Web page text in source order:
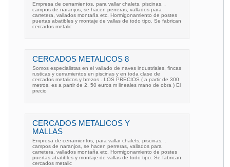
Empresa de cerramientos, para vallar chalets, piscinas, ,
campos de naranjos, se hacen perreras, vallados para
carretera, vallados montaña etc. Hormigonamiento de postes
puertas abatibles y montaje de vallas de todo tipo. Se fabrican
cercados metalic
CERCADOS METALICOS 8
Somos especialistas en el vallado de naves industriales, fincas
rusticas y cerramientos en piscinas y en toda clase de
cercados metalicos y brezos . LOS PRECIOS ( a partir de 300
metros. es a partir de 2, 50 euros m lineales mano de obra ) El
precio
CERCADOS METALICOS Y
MALLAS
Empresa de cerramientos, para vallar chalets, piscinas, ,
campos de naranjos, se hacen perreras, vallados para
carretera, vallados montaña etc. Hormigonamiento de postes
puertas abatibles y montaje de vallas de todo tipo. Se fabrican
cercados metalic